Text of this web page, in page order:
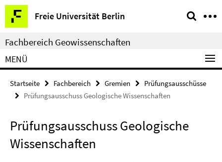
Springe
direkt
zu
Inhalt
Freie Universität Berlin
Service-
Navigation
Fachbereich Geowissenschaften
MENÜ
Startseite Fachbereich Gremien
Prüfungsausschüsse
Prüfungsausschuss Geologische Wissenschaften
Prüfungsausschuss Geologische
Wissenschaften